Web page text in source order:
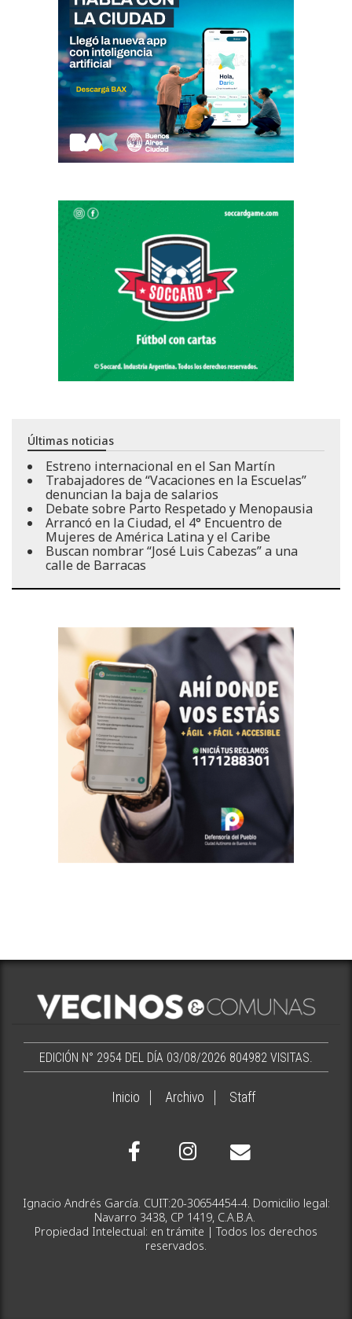
Últimas noticias
Estreno internacional en el San Martín
Trabajadores de “Vacaciones en la Escuelas”
denuncian la baja de salarios
Debate sobre Parto Respetado y Menopausia
Arrancó en la Ciudad, el 4° Encuentro de
Mujeres de América Latina y el Caribe
Buscan nombrar “José Luis Cabezas” a una
calle de Barracas
EDICIÓN N° 2954 DEL DÍA 03/08/2026 804982 VISITAS.
Inicio Archivo Staff
Ignacio Andrés García. CUIT:20-30654454-4. Domicilio legal:
Navarro 3438, CP 1419, C.A.B.A.
Propiedad Intelectual: en trámite | Todos los derechos
reservados.